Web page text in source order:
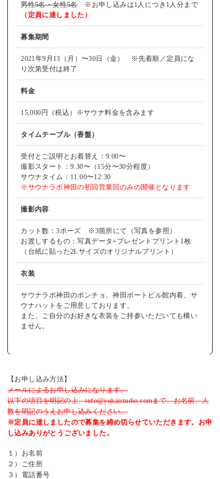
男性5名・女性5名※お申し込みは1人につき1人分まで
（定員に達しました）
募集期間
2021年9月13（月）〜30日（金） ※先着順／定員にな
り次第受付は終了
料金
15,000円（税込）※サウナ料金を含みます
タイムテーブル（香盤）
受付とご説明とお着替え：9:00〜
撮影スタート：9:30〜（15分〜30分程度）
サウナタイム：11:00〜12:30
※サウナラボ神田の初回営業回のみの開催となります
撮影内容
カット数：3ポーズ ※3箇所にて（写真を参照）
お渡しするもの：写真データ+プレゼントプリント1枚
（台紙に貼った2Lサイズのオリジナルプリント）
衣装
サウナラボ神田のポンチョ、神田ポートビル館内着、サ
ウナハットをご用意しております。
また、ご自分のお好きな衣装をご持参いただいても構い
ません。
【お申し込み方法】
メールによるお申し込みになります。
以下の項目を明記の上、info@yukaistudio.comまで、お名前、人
数を明記のうえお申し込みください。
※定員に達しましたので募集を締め切らせていただきます。お申
し込みありがとうございました。
１）お名前
２）ご住所
３）電話番号